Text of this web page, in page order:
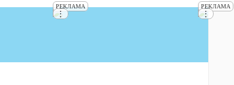
РЕКЛАМА
⋮
РЕКЛАМА
⋮